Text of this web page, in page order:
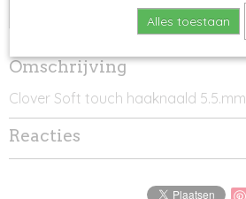
IN WINKELWAGEN
Omschrijving
Clover Soft touch haaknaald 5.5.mm
Reacties
Alles toestaan